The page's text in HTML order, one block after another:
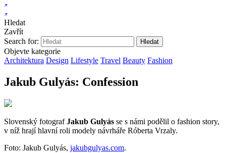
Hledat
Zavřít
Search for:
Objevte kategorie
Architektura Design Lifestyle Travel Beauty Fashion
Jakub Gulyás: Confession
Slovenský fotografJakub Gulyás se s námi podělil o fashion story,
v níž hrají hlavní roli modely návrháře Róberta Vrzaly.
Foto: Jakub Gulyás, jakubgulyas.com.